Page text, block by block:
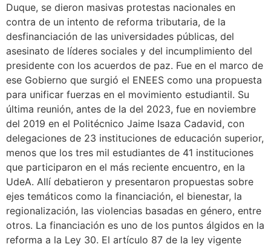
Duque, se dieron masivas protestas nacionales en
contra de un intento de reforma tributaria, de la
desfinanciación de las universidades públicas, del
asesinato de líderes sociales y del incumplimiento del
presidente con los acuerdos de paz. Fue en el marco de
ese Gobierno que surgió el ENEES como una propuesta
para unificar fuerzas en el movimiento estudiantil. Su
última reunión, antes de la del 2023, fue en noviembre
del 2019 en el Politécnico Jaime Isaza Cadavid, con
delegaciones de 23 instituciones de educación superior,
menos que los tres mil estudiantes de 41 instituciones
que participaron en el más reciente encuentro, en la
UdeA. Allí debatieron y presentaron propuestas sobre
ejes temáticos como la financiación, el bienestar, la
regionalización, las violencias basadas en género, entre
otros. La financiación es uno de los puntos álgidos en la
reforma a la Ley 30. El artículo 87 de la ley vigente